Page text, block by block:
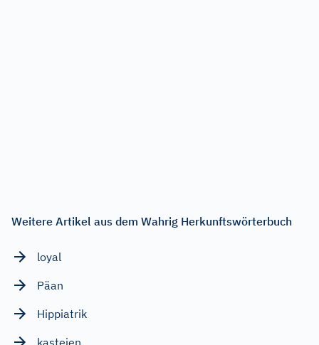
Weitere Artikel aus dem Wahrig Herkunftswörterbuch
loyal
Päan
Hippiatrik
kasteien